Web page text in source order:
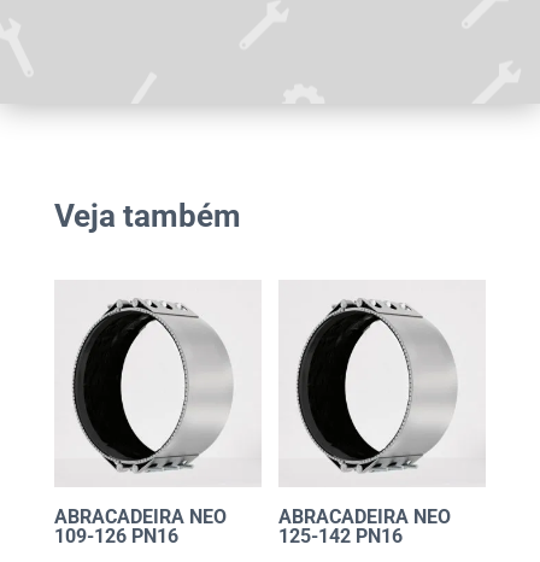
Veja também
ABRACADEIRA NEO
109-126 PN16
ABRACADEIRA NEO
125-142 PN16